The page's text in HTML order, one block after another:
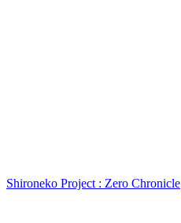
Shironeko Project : Zero Chronicle